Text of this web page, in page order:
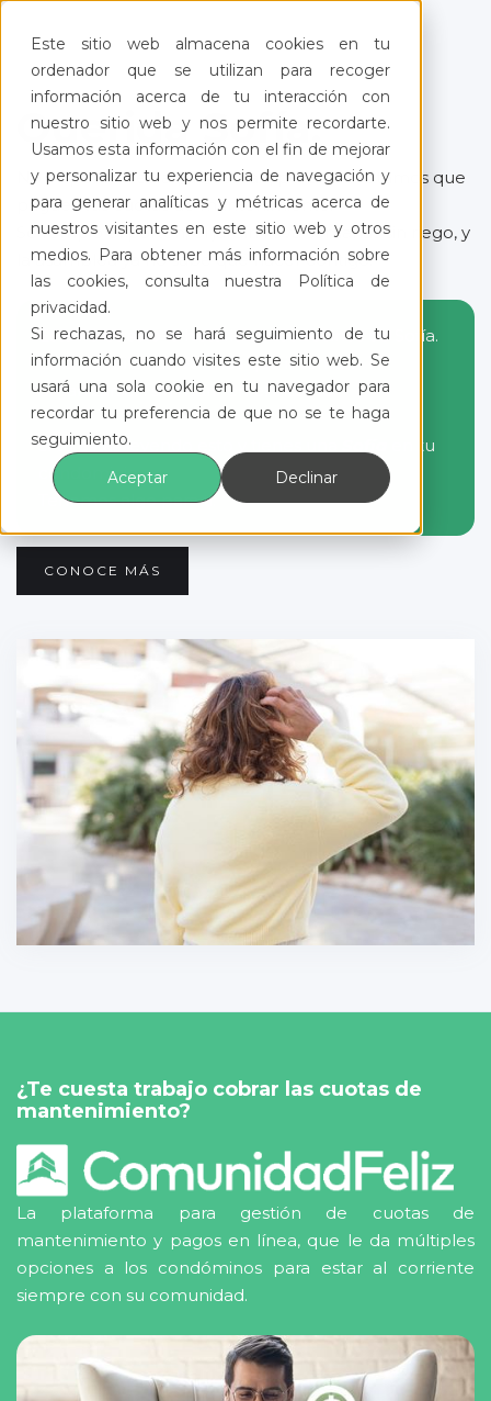
Este sitio web almacena cookies en tu
ordenador que se utilizan para recoger
información acerca de tu interacción con
nuestro sitio web y nos permite recordarte.
Usamos esta información con el fin de mejorar
y personalizar tu experiencia de navegación y
para generar analíticas y métricas acerca de
nuestros visitantes en este sitio web y otros
medios. Para obtener más información sobre
las cookies, consulta nuestra Política de
privacidad.
Si rechazas, no se hará seguimiento de tu
información cuando visites este sitio web. Se
usará una sola cookie en tu navegador para
recordar tu preferencia de que no se te haga
seguimiento.
Aceptar
Declinar
Querida Sofía:
No es por molestar, de verdad, pero necesitamos que
pagues tus cuotas de mantenimiento.
Se rompió el portón, el jardín lleva semanas sin riego, y
la asamblea ya no sabe qué hacer contigo.
Esta no es solo la historia de los vecinos de Sofía.
Es la de miles de vecinos que intentan
organizarse… sin morir en el intento.
Si tú estás leyendo esto y tienes una
en tu
condominio…
Tenemos algo para ti.
CONOCE MÁS
¿Te cuesta trabajo cobrar las cuotas de
mantenimiento?
La plataforma para gestión de cuotas de
mantenimiento y pagos en línea, que le da múltiples
opciones a los condóminos para estar al corriente
siempre con su comunidad.